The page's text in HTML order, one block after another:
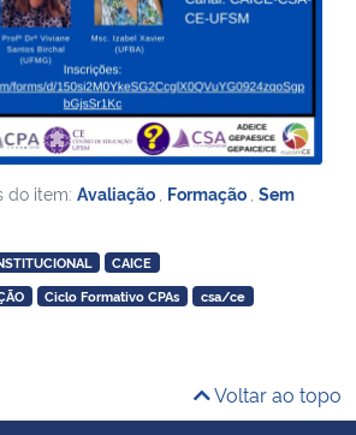
do item: Avaliação Formação Sem
CAICE
Ciclo Formativo CPAs csa/ce
Voltar ao topo